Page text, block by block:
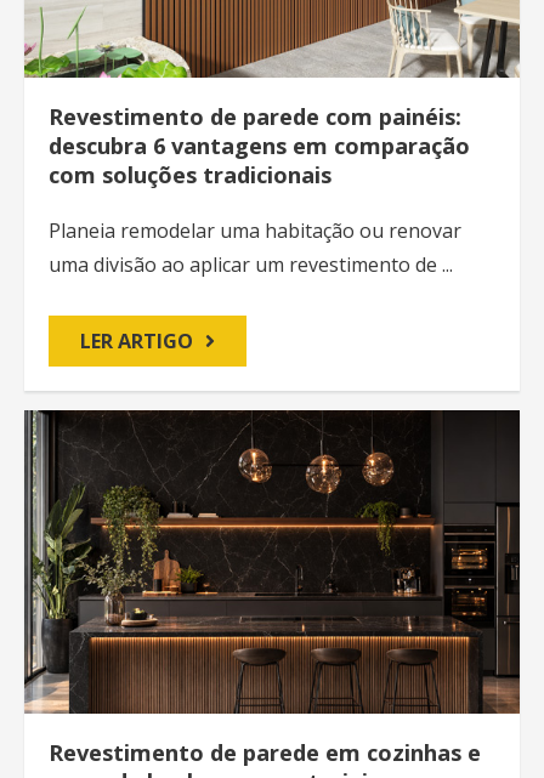
Revestimento de parede com painéis:
descubra 6 vantagens em comparação
com soluções tradicionais
Planeia remodelar uma habitação ou renovar
uma divisão ao aplicar um revestimento de ...
LER ARTIGO
Revestimento de parede em cozinhas e